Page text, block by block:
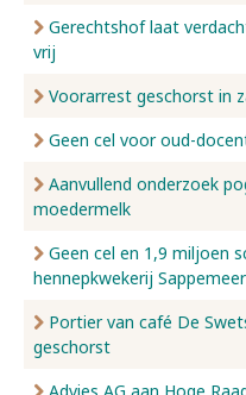
Gerechtshof laat
vrij
Voorarrest geschorst in
Geen cel voor oud-
Aanvullend onderzoek
moedermelk
Geen cel en 1,9 miljoen
hennepkwekerij Sappemeer
Portier van café De
geschorst